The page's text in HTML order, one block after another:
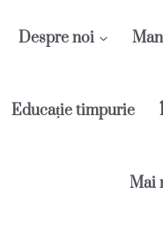
Despre noi
Educație timpurie
Mai